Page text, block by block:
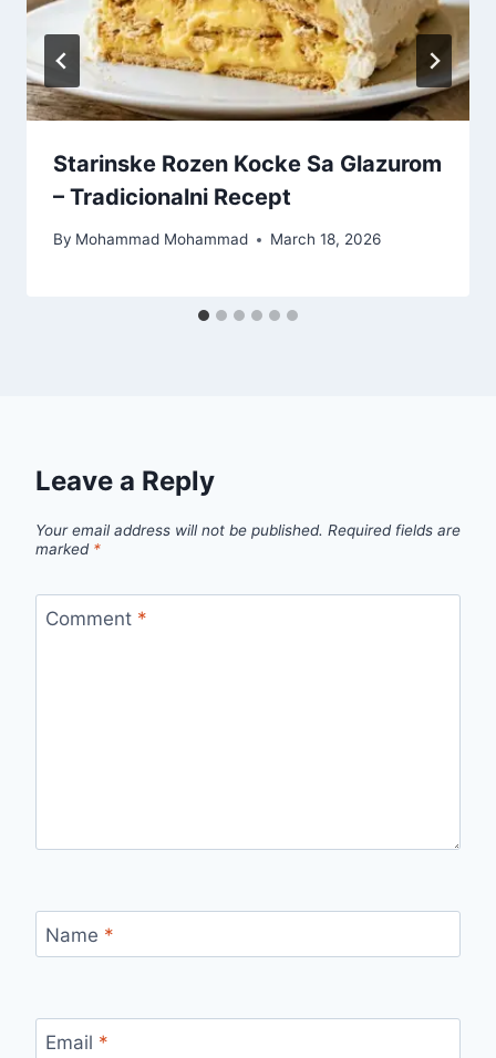
Starinske Rozen Kocke Sa Glazurom
– Tradicionalni Recept
By Mohammad Mohammad March 18, 2026
Leave a Reply
Your email address will not be published. Required fields are
marked *
Comment *
Name *
Email *